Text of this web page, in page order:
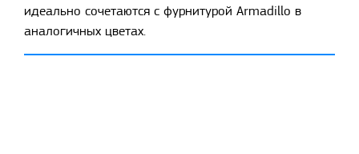
идеально сочетаются с фурнитурой Armadillo в
аналогичных цветах.